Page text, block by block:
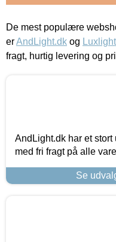
De mest populære
erAndLight.dk og
fragt, hurtig levering og
AndLight.dk har et
med fri fragt på alle
Se